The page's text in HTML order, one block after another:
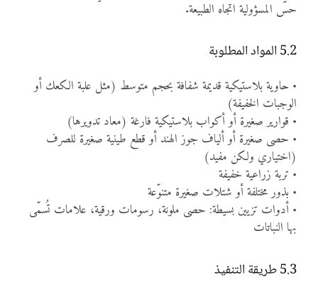
حسّ المسؤولية اتجاه الطبيعة.
5.2 المواد المطلوبة
• حاوية بلاستيكية قديمة شفافة بحجم متوسط (مثل علبة الكعك أو
الوجبات الخفيفة)
• قوارير صغيرة أو أكواب بلاستيكية فارغة (معاد تدويرها)
• حصى صغيرة أو ألياف جوز الهند أو قطع طينية صغيرة للصرف
(اختياري ولكن مفيد)
• تربة زراعية خفيفة
• بذور مختلفة أو شتلات صغيرة متنوّعة
• أدوات تزيين بسيطة: حصى ملونة، رسومات ورقية، علامات تُسمّى
بها النباتات
5.3 طريقة التنفيذ